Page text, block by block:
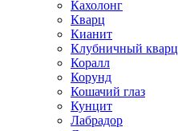
Кахолонг
Кварц
Кианит
Клубничный кварц
Коралл
Корунд
Кошачий глаз
Кунцит
Лабрадор